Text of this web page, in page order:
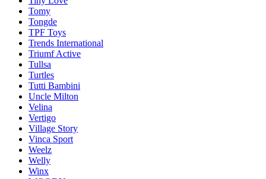
Tomy
Tongde
TPF Toys
Trends International
Triumf Active
Tullsa
Turtles
Tutti Bambini
Uncle Milton
Velina
Vertigo
Village Story
Vinca Sport
Weelz
Welly
Winx